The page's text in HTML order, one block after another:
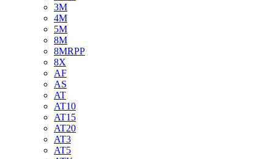
3M
4M
5M
8M
8MRPP
8X
AF
AS
AT
AT10
AT15
AT20
AT3
AT5